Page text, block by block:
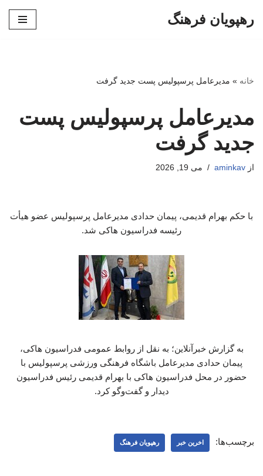
رهپویان فرهنگ
خانه » مدیرعامل پرسپولیس پست جدید گرفت
مدیرعامل پرسپولیس پست
جدید گرفت
از aminkav می 19, 2026
با حکم بهرام قدیمی، پیمان حدادی مدیرعامل پرسپولیس عضو هیأت
رئیسه فدراسیون هاکی شد.
به گزارش خبرآنلاین؛ به نقل از روابط عمومی فدراسیون هاکی،
پیمان حدادی مدیرعامل باشگاه فرهنگی ورزشی پرسپولیس با
حضور در محل فدراسیون هاکی با بهرام قدیمی رئیس فدراسیون
دیدار و گفت‌وگو کرد.
برچسب‌ها: اخرین خبر رهپویان فرهنگ